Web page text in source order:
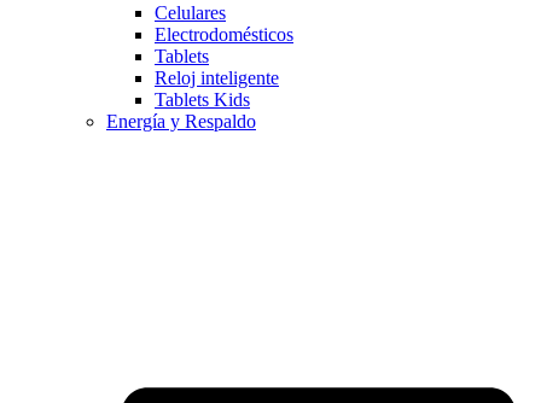
Celulares
Electrodomésticos
Tablets
Reloj inteligente
Tablets Kids
Energía y Respaldo